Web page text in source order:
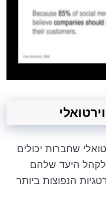
שחברות יכולים
היעד שלהם
הנפוצות ביותר